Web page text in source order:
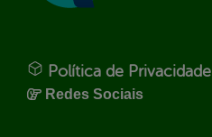
Política de Privacidade
Redes Sociais